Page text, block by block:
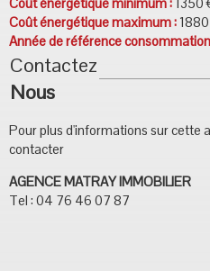
Coût énergétique maximum :
Année de référence
Contactez
Nous
Pour plus d'informations sur cette
contacter
AGENCE MATRAY IMMOBILIER
Tel : 04 76 46 07 87